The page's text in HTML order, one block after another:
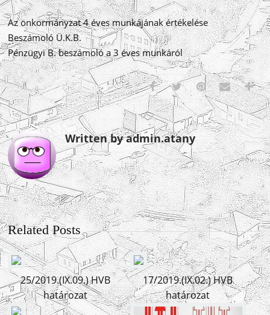
Az önkormányzat 4 éves munkájának értékelése
Beszámoló Ü.K.B.
Pénzügyi B. beszámoló a 3 éves munkáról
Written by admin.atany
Related Posts
25/2019.(IX.09.) HVB
határozat
17/2019.(IX.02.) HVB
határozat